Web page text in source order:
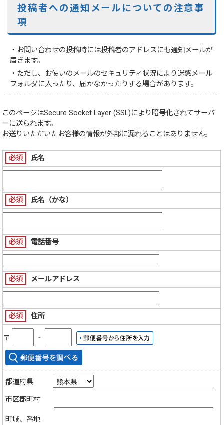
投稿者への通知メールについての注意事
項
・お問い合わせの投稿時には投稿者のアドレスにも通知メールが
届きます。
・ただし、お使いのメールのセキュリティ状況により迷惑メール
フォルダに入ったり、届かなかったりする場合があります。
このページはSecure Socket Layer (SSL)により暗号化されてサーバ
ーに送られます。
お送りいただいたお客様の情報が外部に漏れることはありません。
必須 氏名
必須 氏名（かな）
必須 電話番号
必須 メールアドレス
必須 住所
〒 ‐
都道府県
市区郡町村
町域、番地